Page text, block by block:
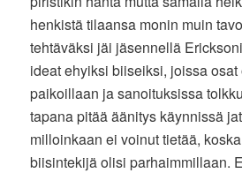
henkistä tilaansa monin muin
tehtäväksi jäi jäsennellä
ideat ehyiksi biiseiksi, joissa
paikoillaan ja sanoituksissa
tapana pitää äänitys käynnissä
milloinkaan ei voinut tietää,
biisintekijä olisi parhaimmillaan.